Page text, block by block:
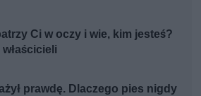
Ci w oczy i wie, kim jesteś?
prawdę. Dlaczego pies nigdy